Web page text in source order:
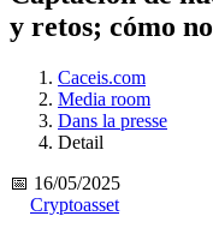
y retos; cómo
Caceis.com
Media room
Dans la presse
Detail
📅 16/05/2025
Cryptoasset